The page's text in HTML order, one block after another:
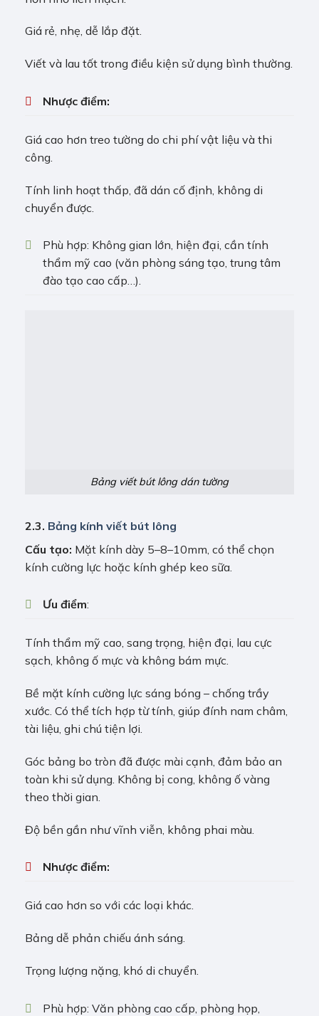
Giá rẻ, nhẹ, dễ lắp đặt.
Viết và lau tốt trong điều kiện sử dụng bình thường.
Nhược điểm:
Giá cao hơn treo tường do chi phí vật liệu và thi
công.
Tính linh hoạt thấp, đã dán cố định, không di
chuyển được.
Phù hợp: Không gian lớn, hiện đại, cần tính
thẩm mỹ cao (văn phòng sáng tạo, trung tâm
đào tạo cao cấp…).
Bảng viết bút lông dán tường
2.3. Bảng kính viết bút lông
Cấu tạo: Mặt kính dày 5–8–10mm, có thể chọn
kính cường lực hoặc kính ghép keo sữa.
Ưu điểm:
Tính thẩm mỹ cao, sang trọng, hiện đại, lau cực
sạch, không ố mực và không bám mực.
Bề mặt kính cường lực sáng bóng – chống trầy
xước. Có thể tích hợp từ tính, giúp đính nam châm,
tài liệu, ghi chú tiện lợi.
Góc bảng bo tròn đã được mài cạnh, đảm bảo an
toàn khi sử dụng. Không bị cong, không ố vàng
theo thời gian.
Độ bền gần như vĩnh viễn, không phai màu.
Nhược điểm:
Giá cao hơn so với các loại khác.
Bảng dễ phản chiếu ánh sáng.
Trọng lượng nặng, khó di chuyển.
Phù hợp: Văn phòng cao cấp, phòng họp,